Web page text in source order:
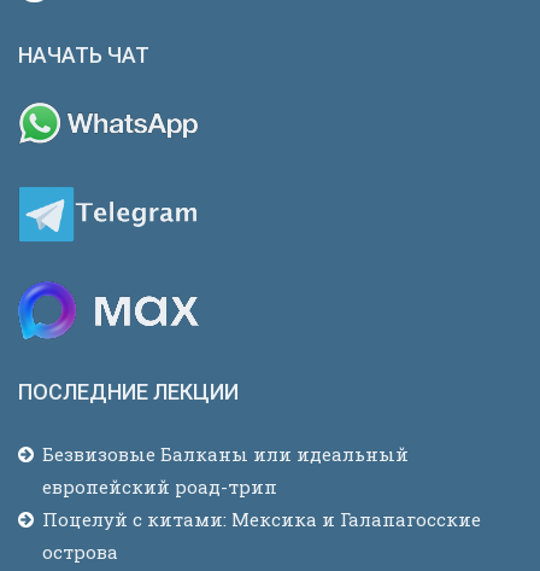
НАЧАТЬ ЧАТ
ПОСЛЕДНИЕ ЛЕКЦИИ
Безвизовые Балканы или идеальный
европейский роад-трип
Поцелуй с китами: Мексика и Галапагосские
острова